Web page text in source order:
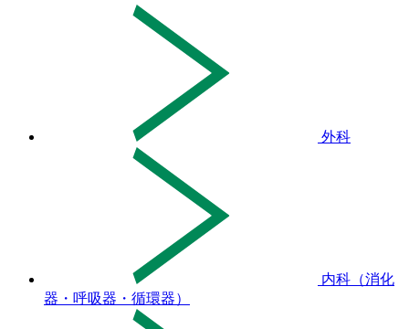
外科
内科（消化
器・呼吸器・循環器）